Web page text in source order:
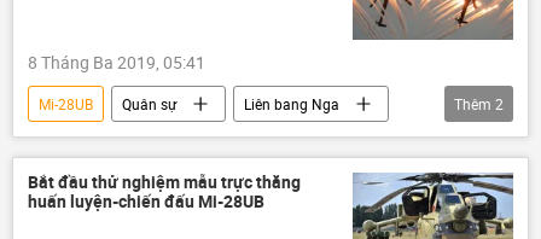
8 Tháng Ba 2019, 05:41
Mi-28UB Quân sự
Liên bang Nga
Trực thăng Nga
Mi-35M
Thêm 2
Bắt đầu thử nghiệm mẫu trực thăng
huấn luyện-chiến đấu Mi-28UB